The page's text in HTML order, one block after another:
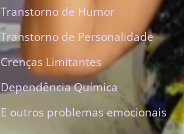
Transtorno de Humor
Transtorno de Personalidade
Crenças Limitantes
Dependência Química
E outros problemas emocionais